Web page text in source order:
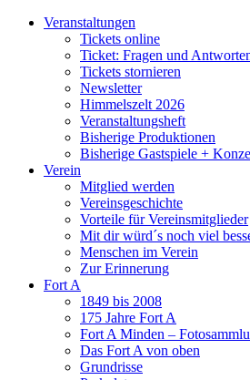
Veranstaltungen
Tickets online
Ticket: Fragen und
Tickets stornieren
Newsletter
Himmelszelt 2026
Veranstaltungsheft
Bisherige Produktionen
Bisherige Gastspiele +
Verein
Mitglied werden
Vereinsgeschichte
Vorteile für Vereinsmitglieder
Mit dir würd´s noch viel
Menschen im Verein
Zur Erinnerung
Fort A
1849 bis 2008
175 Jahre Fort A
Fort A Minden –
Das Fort A von oben
Grundrisse